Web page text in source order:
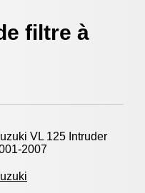
filtre à
VL 125 Intruder
2007